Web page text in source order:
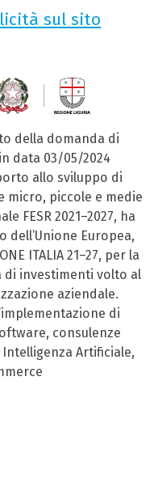
sul sito
della domanda di
data 03/05/2024
allo sviluppo di
micro, piccole e medie
FESR 2021–2027, ha
Europea,
ITALIA 21–27, per la
di investimenti volto al
aziendale.
di
consulenze
Artificiale,